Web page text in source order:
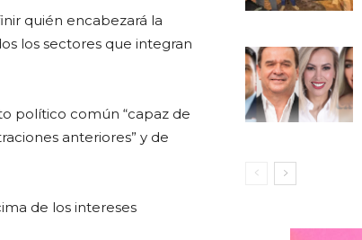
quién encabezará la
los sectores que integran
político común “capaz de
anteriores” y de
de los intereses